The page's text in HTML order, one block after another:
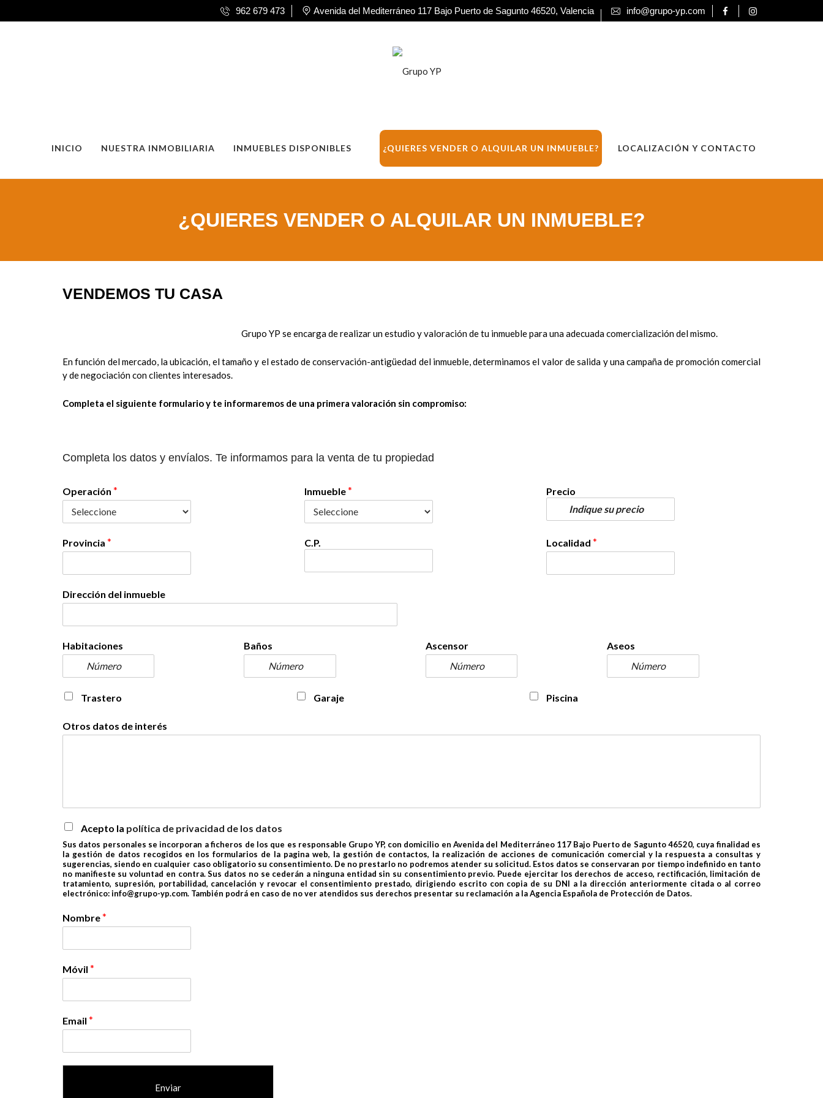
962 679 473 Avenida del Mediterráneo 117 Bajo Puerto de Sagunto 46520, Valencia info@grupo-yp.com
INICIO NUESTRA INMOBILIARIA INMUEBLES DISPONIBLES ¿QUIERES VENDER O ALQUILAR UN INMUEBLE? LOCALIZACIÓN Y CONTACTO
¿QUIERES VENDER O ALQUILAR UN INMUEBLE?
VENDEMOS TU CASA
Grupo YP se encarga de realizar un estudio y valoración de tu inmueble para una adecuada comercialización del mismo.
En función del mercado, la ubicación, el tamaño y el estado de conservación-antigüedad del inmueble, determinamos el valor de salida y una campaña de promoción comercial
y de negociación con clientes interesados.
Completa el siguiente formulario y te informaremos de una primera valoración sin compromiso:
Completa los datos y envíalos. Te informamos para la venta de tu propiedad
Operación * Inmueble* Precio
Provincia * C.P. Localidad *
Dirección del inmueble
Habitaciones Baños Ascensor Aseos
Trastero Garaje Piscina
Otros datos de interés
Acepto la política de privacidad de los datos
Sus datos personales se incorporan a ficheros de los que es responsable Grupo YP, con domicilio en Avenida del Mediterráneo 117 Bajo Puerto de Sagunto 46520, cuya finalidad es
la gestión de datos recogidos en los formularios de la pagina web, la gestión de contactos, la realización de acciones de comunicación comercial y la respuesta a consultas y
sugerencias, siendo en cualquier caso obligatorio su consentimiento. De no prestarlo no podremos atender su solicitud. Estos datos se conservaran por tiempo indefinido en tanto
no manifieste su voluntad en contra. Sus datos no se cederán a ninguna entidad sin su consentimiento previo. Puede ejercitar los derechos de acceso, rectificación, limitación de
tratamiento, supresión, portabilidad, cancelación y revocar el consentimiento prestado, dirigiendo escrito con copia de su DNI a la dirección anteriormente citada o al correo
electrónico: info@grupo-yp.com. También podrá en caso de no ver atendidos sus derechos presentar su reclamación a la Agencia Española de Protección de Datos.
Nombre*
Móvil *
Email *
Enviar